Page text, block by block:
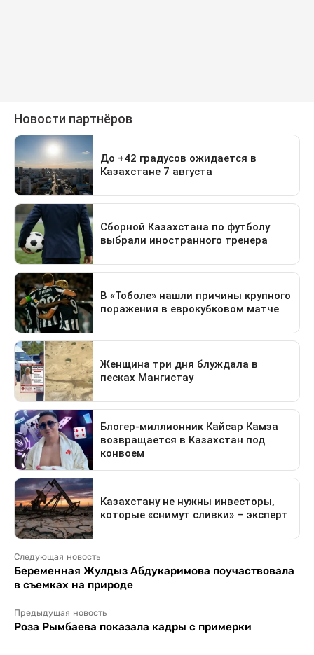
Следующая новость
Беременная Жулдыз Абдукаримова поучаствовала
в съемках на природе
Предыдущая новость
Роза Рымбаева показала кадры с примерки